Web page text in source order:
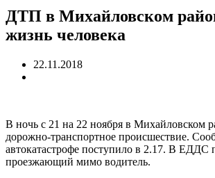
ДТП в Михайловском
жизнь человека
22.11.2018
В ночь с 21 на 22 ноября в Михайловском
дорожно-транспортное происшествие.
автокатастрофе поступило в 2.17. В ЕДДС
проезжающий мимо водитель.